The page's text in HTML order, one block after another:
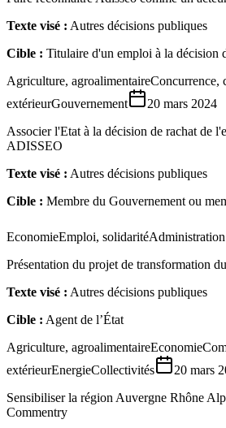
Texte visé : Autres décisions publiques
Cible : Titulaire d'un emploi à la décision
Agriculture, agroalimentaireConcurrence,
extérieurGouvernement
20 mars 2024
Associer l'Etat à la décision de rachat de
ADISSEO
Texte visé : Autres décisions publiques
Cible : Membre du Gouvernement ou
EconomieEmploi, solidaritéAdministration
Présentation du projet de transformation
Texte visé : Autres décisions publiques
Cible : Agent de l’État
Agriculture, agroalimentaireEconomie
extérieurEnergieCollectivités
20 mars
Sensibiliser la région Auvergne Rhône
Commentry